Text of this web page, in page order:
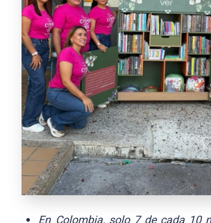
En Colombia, solo 7 de cada 10